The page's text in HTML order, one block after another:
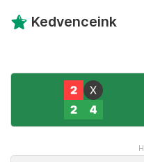
Kedvenceink